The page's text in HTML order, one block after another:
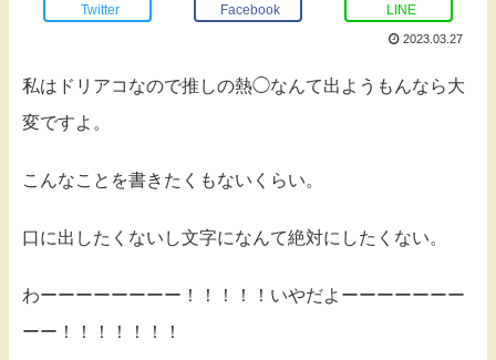
Twitter Facebook LINE
2023.03.27
私はドリアコなので推しの熱◯なんて出ようもんなら大
変ですよ。
こんなことを書きたくもないくらい。
口に出したくないし文字になんて絶対にしたくない。
わーーーーーーーー！！！！！いやだよーーーーーーー
ーー！！！！！！！